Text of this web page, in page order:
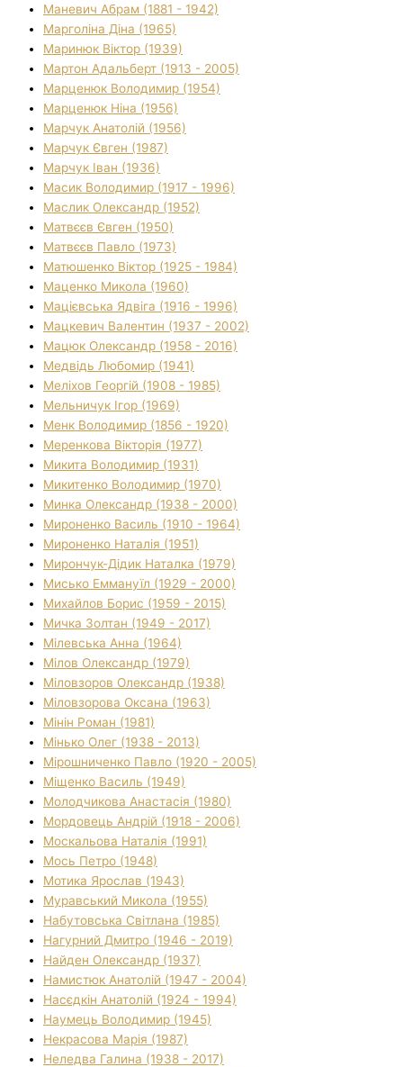
Маневич Абрам (1881 - 1942)
Марголіна Діна (1965)
Маринюк Віктор (1939)
Мартон Адальберт (1913 - 2005)
Марценюк Володимир (1954)
Марценюк Ніна (1956)
Марчук Анатолій (1956)
Марчук Євген (1987)
Марчук Іван (1936)
Масик Володимир (1917 - 1996)
Маслик Олександр (1952)
Матвєєв Євген (1950)
Матвєєв Павло (1973)
Матюшенко Віктор (1925 - 1984)
Маценко Микола (1960)
Мацієвська Ядвіга (1916 - 1996)
Мацкевич Валентин (1937 - 2002)
Мацюк Олександр (1958 - 2016)
Медвідь Любомир (1941)
Меліхов Георгій (1908 - 1985)
Мельничук Ігор (1969)
Менк Володимир (1856 - 1920)
Меренкова Вікторія (1977)
Микита Володимир (1931)
Микитенко Володимир (1970)
Минка Олександр (1938 - 2000)
Мироненко Василь (1910 - 1964)
Мироненко Наталія (1951)
Мирончук-Дідик Наталка (1979)
Мисько Еммануїл (1929 - 2000)
Михайлов Борис (1959 - 2015)
Мичка Золтан (1949 - 2017)
Мілевська Анна (1964)
Мілов Олександр (1979)
Міловзоров Олександр (1938)
Міловзорова Оксана (1963)
Мінін Роман (1981)
Мінько Олег (1938 - 2013)
Мірошниченко Павло (1920 - 2005)
Міщенко Василь (1949)
Молодчикова Анастасія (1980)
Мордовець Андрій (1918 - 2006)
Москальова Наталія (1991)
Мось Петро (1948)
Мотика Ярослав (1943)
Муравський Микола (1955)
Набутовська Світлана (1985)
Нагурний Дмитро (1946 - 2019)
Найден Олександр (1937)
Намистюк Анатолій (1947 - 2004)
Насєдкін Анатолій (1924 - 1994)
Наумець Володимир (1945)
Некрасова Марія (1987)
Неледва Галина (1938 - 2017)